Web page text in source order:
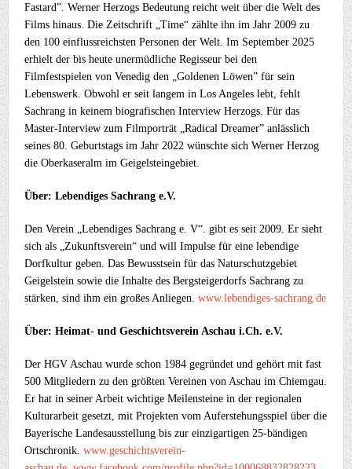
Fastard”. Werner Herzogs Bedeutung reicht weit über die Welt des
Films hinaus. Die Zeitschrift „Time“ zählte ihn im Jahr 2009 zu
den 100 einflussreichsten Personen der Welt. Im September 2025
erhielt der bis heute unermüdliche Regisseur bei den
Filmfestspielen von Venedig den „Goldenen Löwen” für sein
Lebenswerk. Obwohl er seit langem in Los Angeles lebt, fehlt
Sachrang in keinem biografischen Interview Herzogs. Für das
Master-Interview zum Filmporträt „Radical Dreamer” anlässlich
seines 80. Geburtstags im Jahr 2022 wünschte sich Werner Herzog
die Oberkaseralm im Geigelsteingebiet.
Über: Lebendiges Sachrang e.V.
Den Verein „Lebendiges Sachrang e. V“. gibt es seit 2009. Er sieht
sich als „Zukunftsverein“ und will Impulse für eine lebendige
Dorfkultur geben. Das Bewusstsein für das Naturschutzgebiet
Geigelstein sowie die Inhalte des Bergsteigerdorfs Sachrang zu
stärken, sind ihm ein großes Anliegen.www.lebendiges-sachrang.de
Über: Heimat- und Geschichtsverein Aschau i.Ch. e.V.
Der HGV Aschau wurde schon 1984 gegründet und gehört mit fast
500 Mitgliedern zu den größten Vereinen von Aschau im Chiemgau.
Er hat in seiner Arbeit wichtige Meilensteine in der regionalen
Kulturarbeit gesetzt, mit Projekten vom Auferstehungsspiel über die
Bayerische Landesausstellung bis zur einzigartigen 25-bändigen
Ortschronik.www.geschichtsverein-